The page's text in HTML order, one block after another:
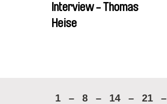
Interview - Thomas
Heise
1 – 8 – 14 – 21 –